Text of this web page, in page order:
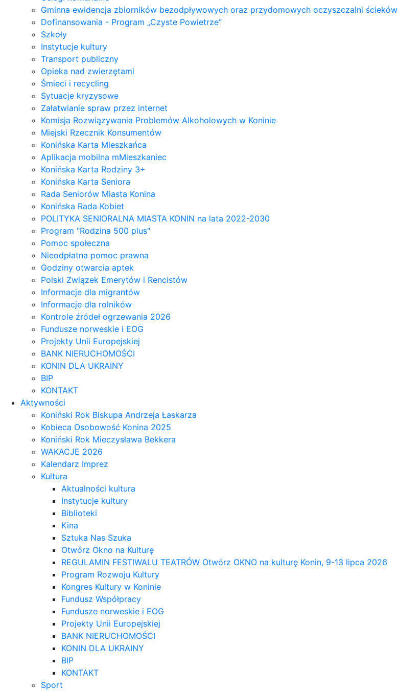
Gminna ewidencja zbiorników bezodpływowych oraz przydomowych oczyszczalni ścieków
Dofinansowania - Program „Czyste Powietrze”
Szkoły
Instytucje kultury
Transport publiczny
Opieka nad zwierzętami
Śmieci i recycling
Sytuacje kryzysowe
Załatwianie spraw przez internet
Komisja Rozwiązywania Problemów Alkoholowych w Koninie
Miejski Rzecznik Konsumentów
Konińska Karta Mieszkańca
Aplikacja mobilna mMieszkaniec
Konińska Karta Rodziny 3+
Konińska Karta Seniora
Rada Seniorów Miasta Konina
Konińska Rada Kobiet
POLITYKA SENIORALNA MIASTA KONIN na lata 2022-2030
Program "Rodzina 500 plus"
Pomoc społeczna
Nieodpłatna pomoc prawna
Godziny otwarcia aptek
Polski Związek Emerytów i Rencistów
Informacje dla migrantów
Informacje dla rolników
Kontrole źródeł ogrzewania 2026
Fundusze norweskie i EOG
Projekty Unii Europejskiej
BANK NIERUCHOMOŚCI
KONIN DLA UKRAINY
BIP
KONTAKT
Aktywności
Koniński Rok Biskupa Andrzeja Łaskarza
Kobieca Osobowość Konina 2025
Koniński Rok Mieczysława Bekkera
WAKACJE 2026
Kalendarz Imprez
Kultura
Aktualności kultura
Instytucje kultury
Biblioteki
Kina
Sztuka Nas Szuka
Otwórz Okno na Kulturę
REGULAMIN FESTIWALU TEATRÓW Otwórz OKNO na kulturę Konin, 9-13 lipca 2026
Program Rozwoju Kultury
Kongres Kultury w Koninie
Fundusz Współpracy
Fundusze norweskie i EOG
Projekty Unii Europejskiej
BANK NIERUCHOMOŚCI
KONIN DLA UKRAINY
BIP
KONTAKT
Sport